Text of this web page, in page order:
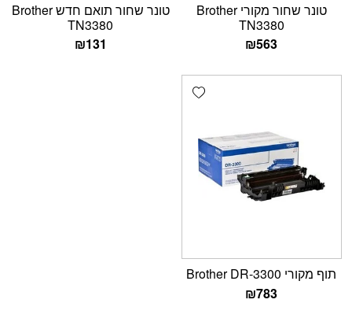
טונר שחור מקורי Brother
TN3380
₪563
טונר שחור תואם חדש Brother
TN3380
₪131
Add wishlist
תוף מקורי Brother DR-3300
₪783